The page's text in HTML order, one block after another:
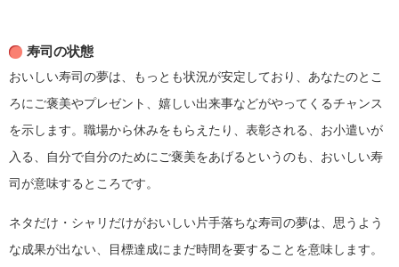
寿司の状態
おいしい寿司の夢は、もっとも状況が安定しており、あなたのとこ
ろにご褒美やプレゼント、嬉しい出来事などがやってくるチャンス
を示します。職場から休みをもらえたり、表彰される、お小遣いが
入る、自分で自分のためにご褒美をあげるというのも、おいしい寿
司が意味するところです。
ネタだけ・シャリだけがおいしい片手落ちな寿司の夢は、思うよう
な成果が出ない、目標達成にまだ時間を要することを意味します。